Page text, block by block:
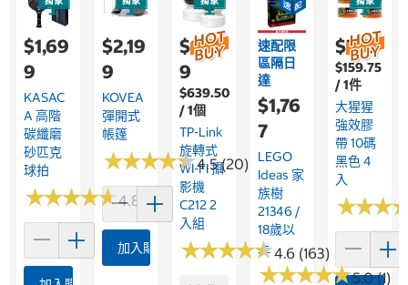
$1,69
9
KASAC
A 高階
碳纖磨
砂匹克
球拍
★★★★★
★★★★★4.8 (32)
$2,19
9
KOVEA
彈開式
帳篷
★★★★★
★★★★★4.5 (20)
加入購物車
$1,59
9
$639.50
/ 1個
TP-Link
旋轉式
WI-FI 攝
影機
C212 2
入組
★★★★★
★★★★★4.6 (163)
速配限
區隔日
達
$1,76
7
LEGO
Ideas 家
族樹
21346 /
18歲以
上
★★★★★
★★★★★5.0 (1)
$799
$159.75
/ 1件
大猩猩
強效膠
帶 10碼
黑色 4
入
★★★
★★★